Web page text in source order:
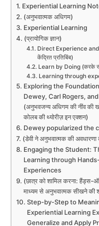
Experiential Learning
(अनुभवात्मक अधिगम)
Experiential Learning
(प्रायोगिक ज्ञान)
Direct Experience and
केंद्रित प्रतिबिंब)
Learn by Doing (करके
Learning through
Exploring the
Dewey, Carl Rogers,
(अनुभवजन्य अधिगम की नींव की
कोलब की थ्योरीज़ इन एक्शन)
Dewey popularized the
(डेवी ने अनुभवात्मक की अवधारणा
Engaging the Student:
Learning through
Experiences
(छात्र को शामिल करना: हैंड्स-
माध्यम से अनुभवात्मक सीखने की
Step-by-Step to
Experiential Learning
Generalize and Apply